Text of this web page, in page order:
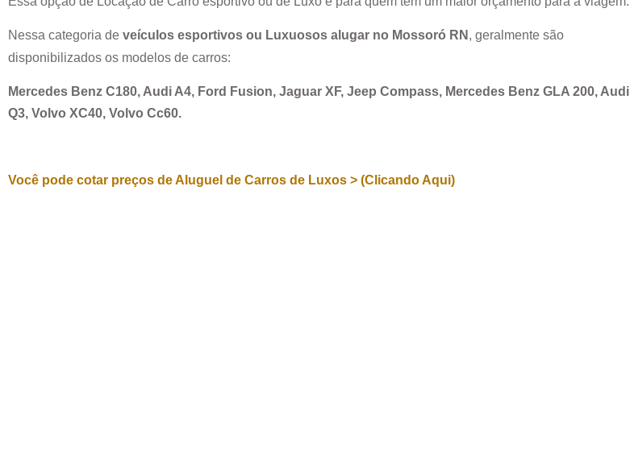
Nessa categoria de veículos esportivos ou Luxuosos alugar no Mossoró RN , geralmente são
disponibilizados os modelos de carros:
Mercedes Benz C180, Audi A4, Ford Fusion, Jaguar XF, Jeep Compass, Mercedes Benz GLA 200, Audi
Q3, Volvo XC40, Volvo Cc60.
Você pode cotar preços de Aluguel de Carros de Luxos > (Clicando Aqui)